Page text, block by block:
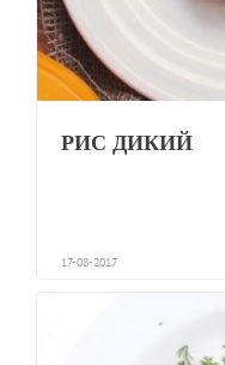
РИС ДИКИЙ
17-08-2017